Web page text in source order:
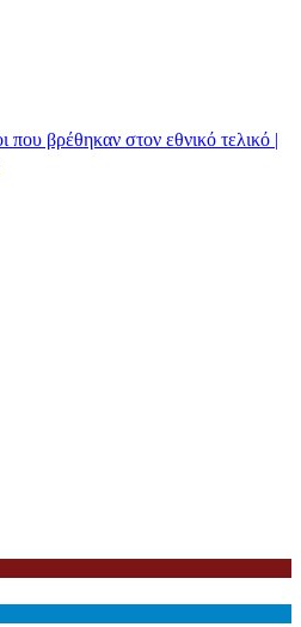
βρέθηκαν στον εθνικό τελικό |